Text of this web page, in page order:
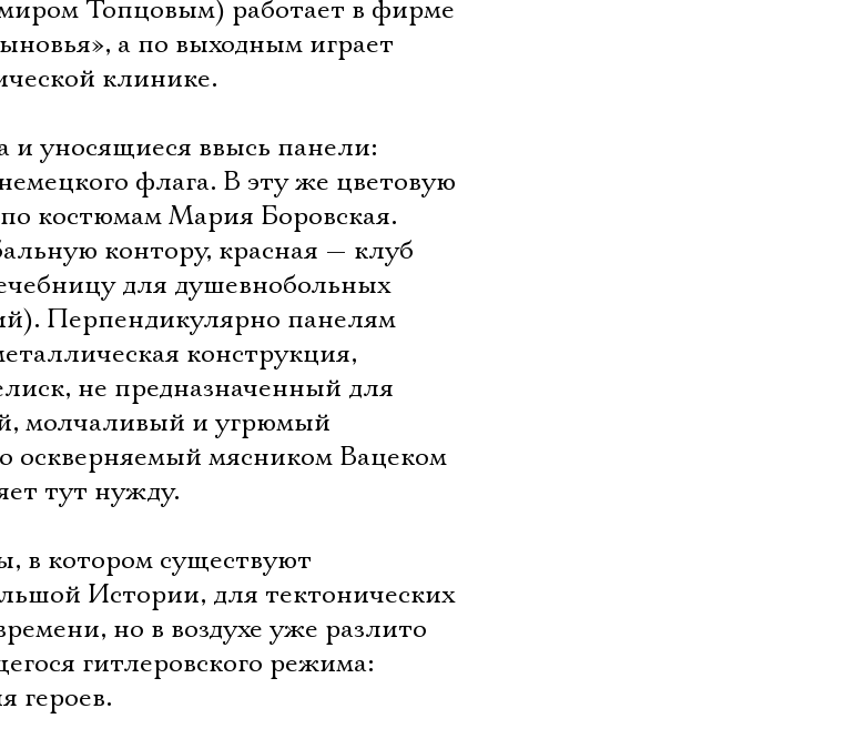
Топцовым) работает в фирме
а по выходным играет
клинике.
уносящиеся ввысь панели:
флага. В эту же цветовую
костюмам Мария Боровская.
контору, красная — клуб
для душевнобольных
Перпендикулярно панелям
конструкция,
не предназначенный для
молчаливый и угрюмый
оскверняемый мясником Вацеком
тут нужду.
в котором существуют
Истории, для тектонических
но в воздухе уже разлито
гитлеровского режима:
героев.